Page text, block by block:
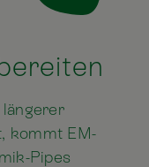
kommt EM-
Pipes